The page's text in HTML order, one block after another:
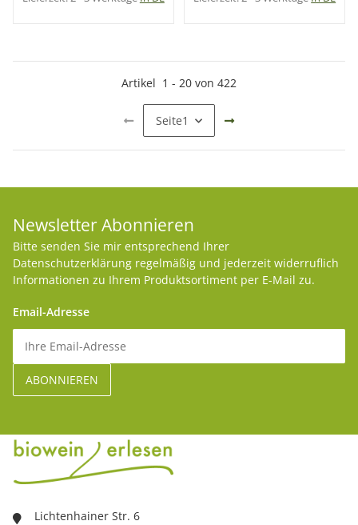
Artikel 1 - 20 von 422
Seite1
Newsletter Abonnieren
Bitte senden Sie mir entsprechend Ihrer
Datenschutzerklärung regelmäßig und jederzeit widerruflich
Informationen zu Ihrem Produktsortiment per E-Mail zu.
Email-Adresse
Lichtenhainer Str. 6